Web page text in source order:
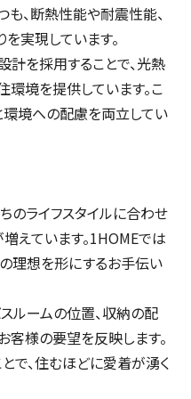
も、断熱性能や耐震性能、
実現しています。
計を採用することで、光熱
境を提供しています。こ
環境への配慮を両立してい
のライフスタイルに合わせ
えています。1HOMEでは
理想を形にするお手伝い
ルームの位置、収納の配
客様の要望を反映します。
で、住むほどに愛着が湧く